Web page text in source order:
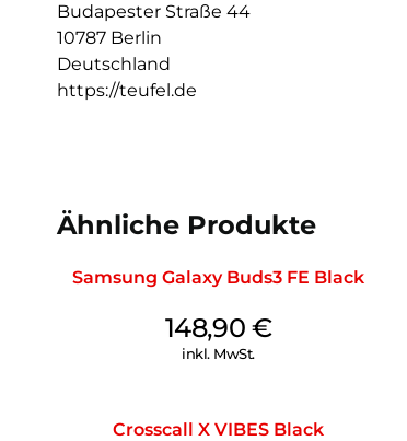
Budapester Straße 44
10787 Berlin
Deutschland
https://teufel.de
Ähnliche Produkte
Samsung Galaxy Buds3 FE Black
148,90 €
inkl. MwSt.
Crosscall X VIBES Black